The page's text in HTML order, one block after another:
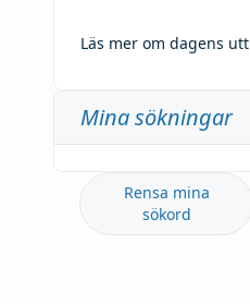
Läs mer om dagens
Mina sökningar
Rensa mina
sökord